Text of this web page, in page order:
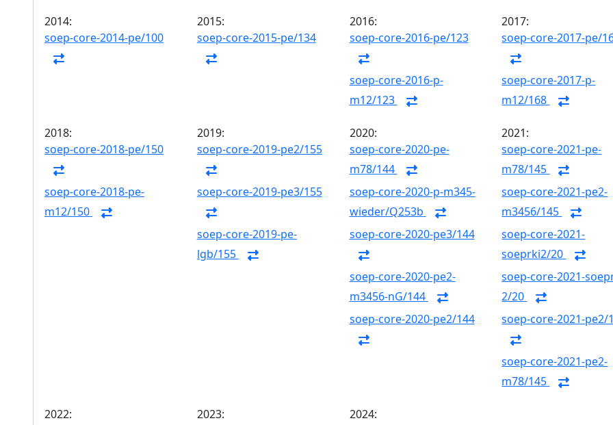
2014:
soep-core-2014-pe/100
2015:
soep-core-2015-pe/134
2016:
soep-core-2016-pe/123
soep-core-2016-p-
m12/123
2017:
soep-core-2017-pe/
soep-core-2017-p-
m12/168
2018:
soep-core-2018-pe/150
soep-core-2018-pe-
m12/150
2019:
soep-core-2019-pe2/155
soep-core-2019-pe3/155
soep-core-2019-pe-
lgb/155
2020:
soep-core-2020-pe-
m78/144
soep-core-2020-p-m345-
wieder/Q253b
soep-core-2020-pe3/144
soep-core-2020-pe2-
m3456-nG/144
soep-core-2020-pe2/144
2021:
soep-core-2021-pe-
m78/145
soep-core-2021-pe2-
m3456/145
soep-core-2021-
soeprki2/20
soep-core-2021-
2/20
soep-core-2021-pe2/
soep-core-2021-pe2-
m78/145
2022:
2023:
2024: